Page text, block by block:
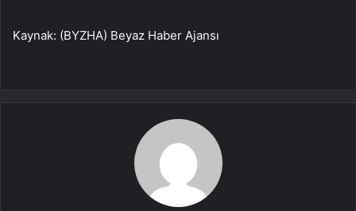
Kaynak: (BYZHA) Beyaz Haber Ajansı